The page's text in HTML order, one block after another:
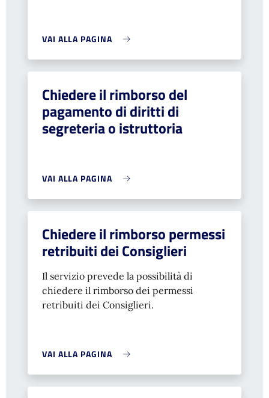
VAI ALLA PAGINA
Chiedere il rimborso del
pagamento di diritti di
segreteria o istruttoria
VAI ALLA PAGINA
Chiedere il rimborso permessi
retribuiti dei Consiglieri
Il servizio prevede la possibilità di
chiedere il rimborso dei permessi
retribuiti dei Consiglieri.
VAI ALLA PAGINA